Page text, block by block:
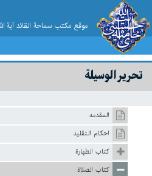
موقع مکتب سماحة القائد آية
تحرير الوسيلة
المقدمه
احكام التقليد
كتاب الطهارة
كتاب الصلاة